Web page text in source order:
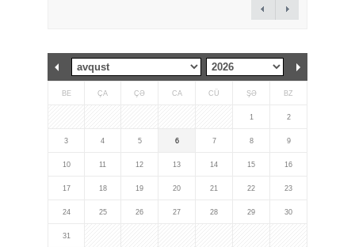
BE ÇA ÇƏ CA CÜ ŞƏ BZ
1 2
3 4 5 6 7 8 9
10 11 12 13 14 15 16
17 18 19 20 21 22 23
24 25 26 27 28 29 30
31